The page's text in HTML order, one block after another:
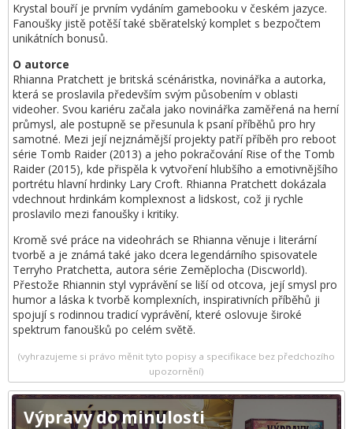
Krystal bouří je prvním vydáním gamebooku v českém jazyce.
Fanoušky jistě potěší také sběratelský komplet s bezpočtem
unikátních bonusů.
O autorce
Rhianna Pratchett je britská scénáristka, novinářka a autorka,
která se proslavila především svým působením v oblasti
videoher. Svou kariéru začala jako novinářka zaměřená na herní
průmysl, ale postupně se přesunula k psaní příběhů pro hry
samotné. Mezi její nejznámější projekty patří příběh pro reboot
série Tomb Raider (2013) a jeho pokračování Rise of the Tomb
Raider (2015), kde přispěla k vytvoření hlubšího a emotivnějšího
portrétu hlavní hrdinky Lary Croft. Rhianna Pratchett dokázala
vdechnout hrdinkám komplexnost a lidskost, což ji rychle
proslavilo mezi fanoušky i kritiky.
Kromě své práce na videohrách se Rhianna věnuje i literární
tvorbě a je známá také jako dcera legendárního spisovatele
Terryho Pratchetta, autora série Zeměplocha (Discworld).
Přestože Rhiannin styl vyprávění se liší od otcova, její smysl pro
humor a láska k tvorbě komplexních, inspirativních příběhů ji
spojují s rodinnou tradicí vyprávění, které oslovuje široké
spektrum fanoušků po celém světě.
(vyhrazujeme si právo měnit tyto popisy a specifikace bez předchozího
upozornění)
Výpravy do minulosti